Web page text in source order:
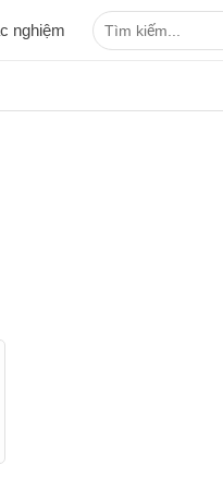
nghiệm